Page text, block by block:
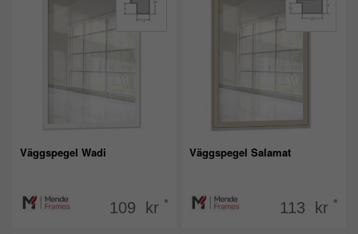
Väggspegel Wadi
109 kr *
Väggspegel Salamat
113 kr *